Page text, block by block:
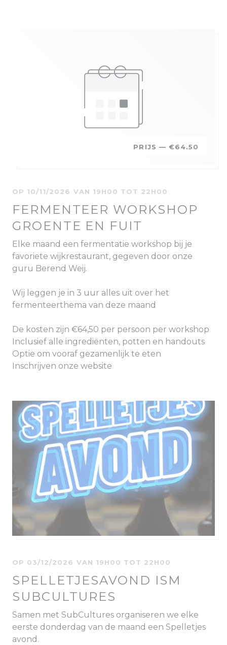
PRIJS — €64.50
OP 10/11/2026 VAN 19H00 TOT 22H00
FERMENTEER WORKSHOP
GROENTE EN FUIT
Elke maand een fermentatie workshop bij je
favoriete wijkrestaurant, gegeven door onze
guru Berend Weij.
Wij leggen je in 3 uur alles uit over het
fermenteerthema van deze maand
De kosten zijn €64,50 per persoon per workshop
Inclusief alle ingrediënten, potten en handouts
Optie om vooraf gezamenlijk te eten
Inschrijven onze website
OP 03/12/2026 VAN 19H00 TOT 22H00
SPELLETJESAVOND ISM
SUBCULTURES
Samen met SubCultures organiseren we elke
eerste donderdag van de maand een Spelletjes
avond.